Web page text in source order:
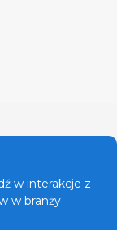
w interakcje z
w branży